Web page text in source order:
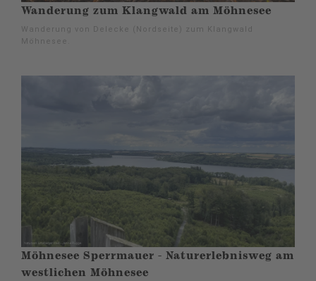
Wanderung zum Klangwald am Möhnesee
Wanderung von Delecke (Nordseite) zum Klangwald
Möhnesee.
Möhnesee Sperrmauer - Naturerlebnisweg am
westlichen Möhnesee